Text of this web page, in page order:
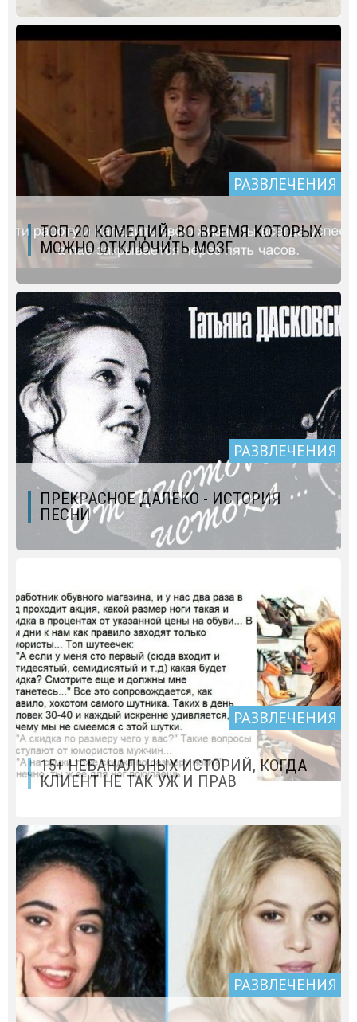
РАЗВЛЕЧЕНИЯ
ТОП-20 КОМЕДИЙ, ВО ВРЕМЯ КОТОРЫХ
МОЖНО ОТКЛЮЧИТЬ МОЗГ
РАЗВЛЕЧЕНИЯ
ПРЕКРАСНОЕ ДАЛЁКО - ИСТОРИЯ
ПЕСНИ
РАЗВЛЕЧЕНИЯ
15+ НЕБАНАЛЬНЫХ ИСТОРИЙ, КОГДА
КЛИЕНТ НЕ ТАК УЖ И ПРАВ
РАЗВЛЕЧЕНИЯ